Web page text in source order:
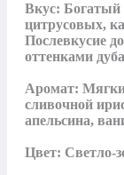
Вкус: Богатый
цитрусовых,
Послевкусие
оттенками
Аромат:
сливочной
апельсина,
Цвет: Светло-